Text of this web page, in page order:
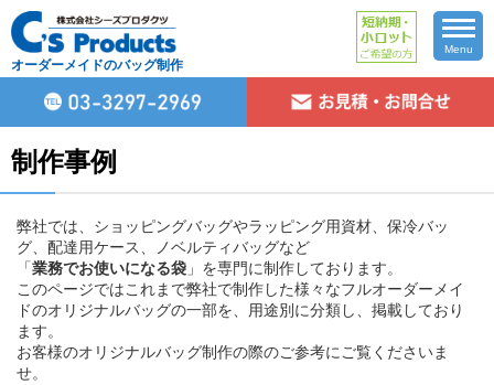
オーダーメイドのバッグ制作
Menu
制作事例
弊社では、ショッピングバッグやラッピング用資材、保冷バッ
グ、配達用ケース、ノベルティバッグなど
「業務でお使いになる袋 」を専門に制作しております。
このページではこれまで弊社で制作した様々なフルオーダーメイ
ドのオリジナルバッグの一部を、用途別に分類し、掲載しており
ます。
お客様のオリジナルバッグ制作の際のご参考にご覧くださいま
せ。